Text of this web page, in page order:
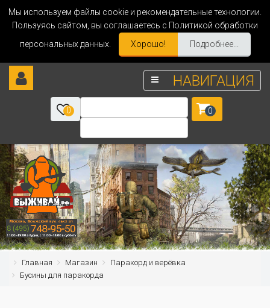
Мы используем файлы cookie и рекомендательные технологии.
Пользуясь сайтом, вы соглашаетесь с Политикой обработки
персональных данных.
Хорошо! Подробнее...
НАВИГАЦИЯ
0 0
Главная Магазин
Паракорд и верёвка
Бусины для паракорда